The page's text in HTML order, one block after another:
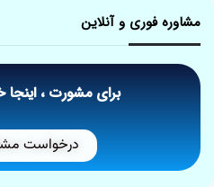
مشاوره فوری و آنلاین
برای مشورت ،
درخواست